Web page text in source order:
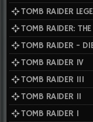
TOMB RAIDER
TOMB RAIDER:
TOMB RAIDER -
TOMB RAIDER IV
TOMB RAIDER III
TOMB RAIDER II
TOMB RAIDER I